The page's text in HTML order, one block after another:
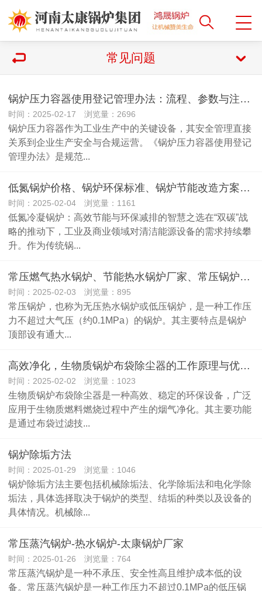
常见问题
锅炉压力容器使用登记管理办法：流程、参数与注意事项
时间：2025-02-17 浏览量：2696
锅炉压力容器作为工业生产中的关键设备，其安全管理直接
关系到企业生产安全与合规运营。《锅炉压力容器使用登记
管理办法》是规范...
低氮锅炉价格、锅炉环保标准、锅炉节能改造方案、燃气锅炉哪个品牌好
时间：2025-02-04 浏览量：1161
低氮冷凝锅炉：高效节能与环保减排的智慧之选在“双碳”战
略的推动下，工业及商业领域对清洁能源设备的需求持续攀
升。作为传统锅...
常压燃气热水锅炉、节能热水锅炉厂家、常压锅炉的优势有哪些?
时间：2025-02-03 浏览量：895
常压锅炉，也称为无压热水锅炉或低压锅炉，是一种工作压
力不超过大气压（约0.1MPa）的锅炉。其主要特点是锅炉
顶部设有通大...
高效净化，生物质锅炉布袋除尘器的工作原理与优势，脉冲喷吹技术
时间：2025-02-02 浏览量：1023
生物质锅炉布袋除尘器是一种高效、稳定的环保设备，广泛
应用于生物质燃料燃烧过程中产生的烟气净化。其主要功能
是通过布袋过滤技...
锅炉除垢方法
时间：2025-01-29 浏览量：1046
锅炉除垢方法主要包括机械除垢法、化学除垢法和电化学除
垢法，具体选择取决于锅炉的类型、结垢的种类以及设备的
具体情况。机械除...
常压蒸汽锅炉-热水锅炉-太康锅炉厂家
时间：2025-01-26 浏览量：764
常压蒸汽锅炉是一种不承压、安全性高且维护成本低的设
备。常压蒸汽锅炉是一种工作压力不超过0.1MPa的低压锅